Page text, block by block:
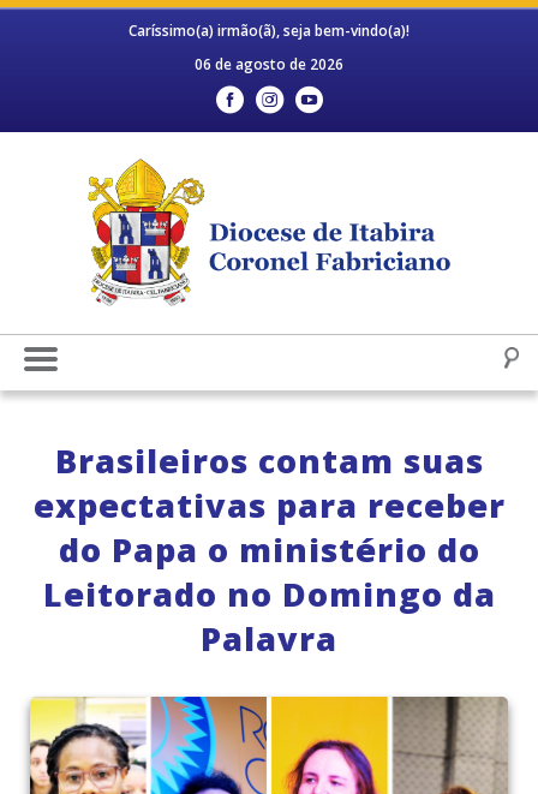
Caríssimo(a) irmão(ã), seja bem-vindo(a)!
06 de agosto de 2026
Brasileiros contam suas
expectativas para receber
do Papa o ministério do
Leitorado no Domingo da
Palavra